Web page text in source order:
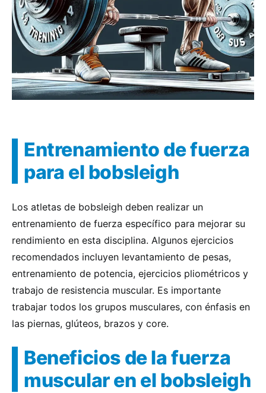
Entrenamiento de fuerza
para el bobsleigh
Los atletas de bobsleigh deben realizar un
entrenamiento de fuerza específico para mejorar su
rendimiento en esta disciplina. Algunos ejercicios
recomendados incluyen levantamiento de pesas,
entrenamiento de potencia, ejercicios pliométricos y
trabajo de resistencia muscular. Es importante
trabajar todos los grupos musculares, con énfasis en
las piernas, glúteos, brazos y core.
Beneficios de la fuerza
muscular en el bobsleigh